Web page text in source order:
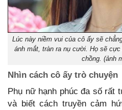
Lúc này niềm vui của cô ấy sẽ
ánh mắt, tràn ra nụ cười. Họ sẽ
chồng. (ảnh
Nhìn cách cô ấy trò chuyện
Phụ nữ hạnh phúc đa số rất
và biết cách truyền cảm